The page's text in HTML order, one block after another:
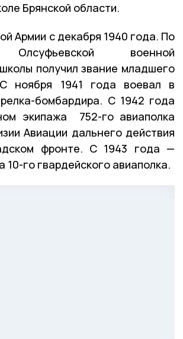
Брянской области.
Армии с декабря 1940 года. По
Олсуфьевской военной
получил звание младшего
ноября 1941 года воевал в
бомбардира. С 1942 года
экипажа 752-го авиаполка
Авиации дальнего действия
фронте. С 1943 года —
10-го гвардейского авиаполка.